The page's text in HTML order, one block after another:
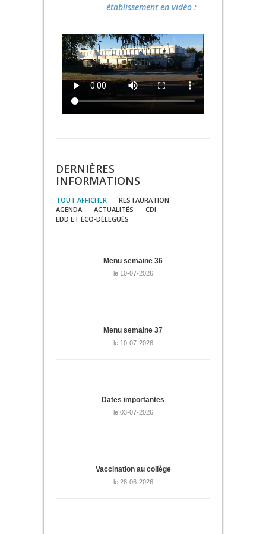
établissement en vidéo :
DERNIÈRES
INFORMATIONS
TOUT AFFICHER
RESTAURATION
AGENDA
ACTUALITÉS
CDI
EDD ET ÉCO-DÉLEGUÉS
Menu semaine 36
le 10-07-2026
Menu semaine 37
le 10-07-2026
Dates importantes
le 03-07-2026
Vaccination au collège
le 28-06-2026